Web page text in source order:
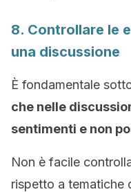
8. Controllare le
una discussione
È fondamentale
che nelle
sentimenti e non
Non è facile
rispetto a tematiche